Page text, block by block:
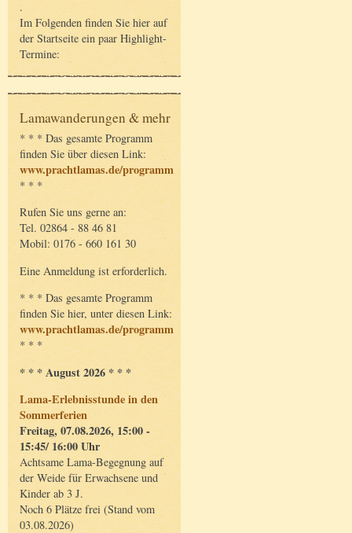
.
Im Folgenden finden Sie hier auf
der Startseite ein paar Highlight-
Termine:
Lamawanderungen & mehr
* * * Das gesamte Programm
finden Sie über diesen Link:
www.prachtlamas.de/programm
* * *
Rufen Sie uns gerne an:
Tel. 02864 - 88 46 81
Mobil: 0176 - 660 161 30
Eine Anmeldung ist erforderlich.
* * * Das gesamte Programm
finden Sie hier, unter diesen Link:
www.prachtlamas.de/programm
* * *
* * * August 2026 * * *
Lama-Erlebnisstunde in den
Sommerferien
Freitag, 07.08.2026, 15:00 -
15:45/ 16:00 Uhr
Achtsame Lama-Begegnung auf
der Weide für Erwachsene und
Kinder ab 3 J.
Noch 6 Plätze frei (Stand vom
03.08.2026)